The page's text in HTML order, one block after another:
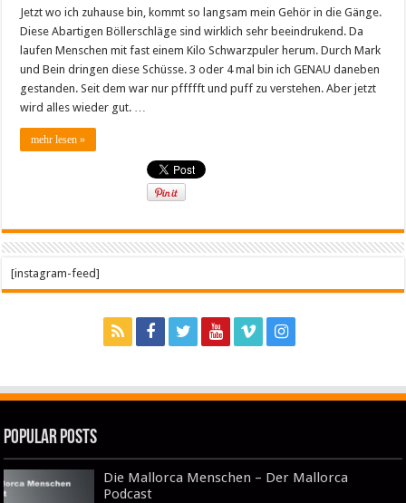
Jetzt wo ich zuhause bin, kommt so langsam mein Gehör in die Gänge.
Diese Abartigen Böllerschläge sind wirklich sehr beeindrukend. Da
laufen Menschen mit fast einem Kilo Schwarzpuler herum. Durch Mark
und Bein dringen diese Schüsse. 3 oder 4 mal bin ich GENAU daneben
gestanden. Seit dem war nur pffffft und puff zu verstehen. Aber jetzt
wird alles wieder gut. …
mehr lesen »
[instagram-feed]
Popular Posts
Die Mallorca Menschen – Der Mallorca
Podcast